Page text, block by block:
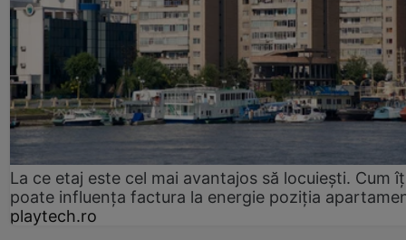
La ce etaj este cel mai avantajos să locuiești. Cum
poate influența factura la energie poziția
playtech.ro